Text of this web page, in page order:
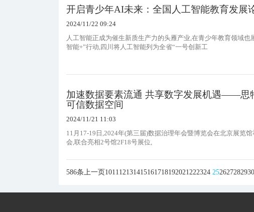
开启青少年AI未来：全国人工智能教育发展
2024/11/22 09:24
人工智能正成为催生新质生产力的头雁产业,在青少年教育领域
智能+”行动,四川将人工智能列为全省“一号创新工
加速数据要素流通 共享数字发展机遇——思
可信数据空间
2024/11/21 11:03
11月17-19日,2024年(第三届)数据治理年会暨博览会在北京展览
会,联合亮相2号馆2F18号展位,
586条上一页101112131415161718192021222324 252627282930